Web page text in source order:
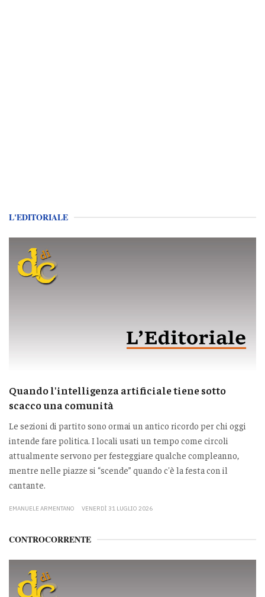
L'EDITORIALE
Quando l'intelligenza artificiale tiene sotto
scacco una comunità
Le sezioni di partito sono ormai un antico ricordo per chi oggi
intende fare politica. I locali usati un tempo come circoli
attualmente servono per festeggiare qualche compleanno,
mentre nelle piazze si “scende” quando c'è la festa con il
cantante.
EMANUELE ARMENTANO VENERDÌ 31 LUGLIO 2026
CONTROCORRENTE